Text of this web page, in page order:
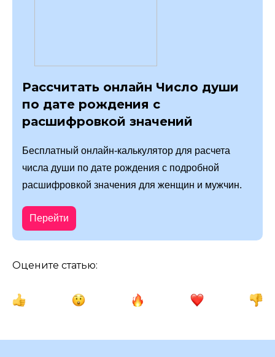
Рассчитать онлайн Число души
по дате рождения с
расшифровкой значений
Бесплатный онлайн-калькулятор для расчета
числа души по дате рождения с подробной
расшифровкой значения для женщин и мужчин.
Перейти
Оцените статью: